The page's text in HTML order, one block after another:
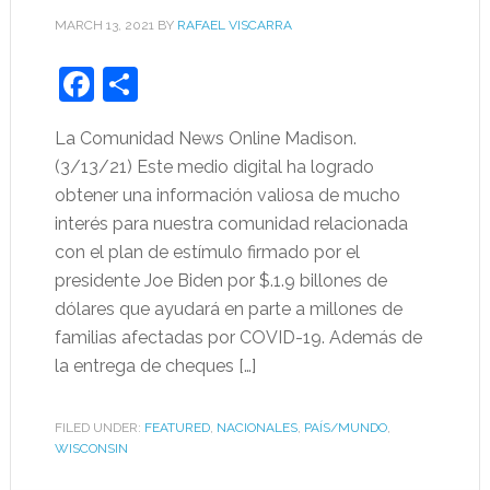
MARCH 13, 2021BY RAFAEL VISCARRA
Facebook
Share
La Comunidad News Online Madison.
(3/13/21) Este medio digital ha logrado
obtener una información valiosa de mucho
interés para nuestra comunidad relacionada
con el plan de estímulo firmado por el
presidente Joe Biden por $.1.9 billones de
dólares que ayudará en parte a millones de
familias afectadas por COVID-19. Además de
la entrega de cheques […]
FILED UNDER: FEATURED, NACIONALES, PAÍS/MUNDO,
WISCONSIN